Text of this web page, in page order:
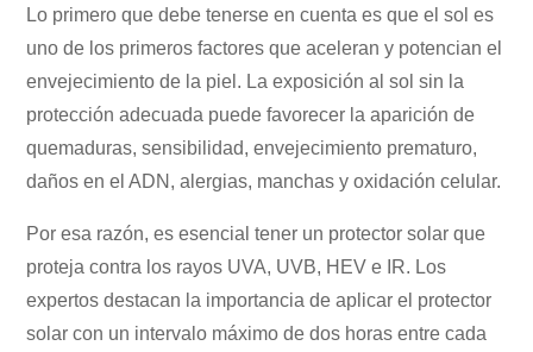
Lo primero que debe tenerse en cuenta es que el sol es
uno de los primeros factores que aceleran y potencian el
envejecimiento de la piel. La exposición al sol sin la
protección adecuada puede favorecer la aparición de
quemaduras, sensibilidad, envejecimiento prematuro,
daños en el ADN, alergias, manchas y oxidación celular.
Por esa razón, es esencial tener un protector solar que
proteja contra los rayos UVA, UVB, HEV e IR. Los
expertos destacan la importancia de aplicar el protector
solar con un intervalo máximo de dos horas entre cada